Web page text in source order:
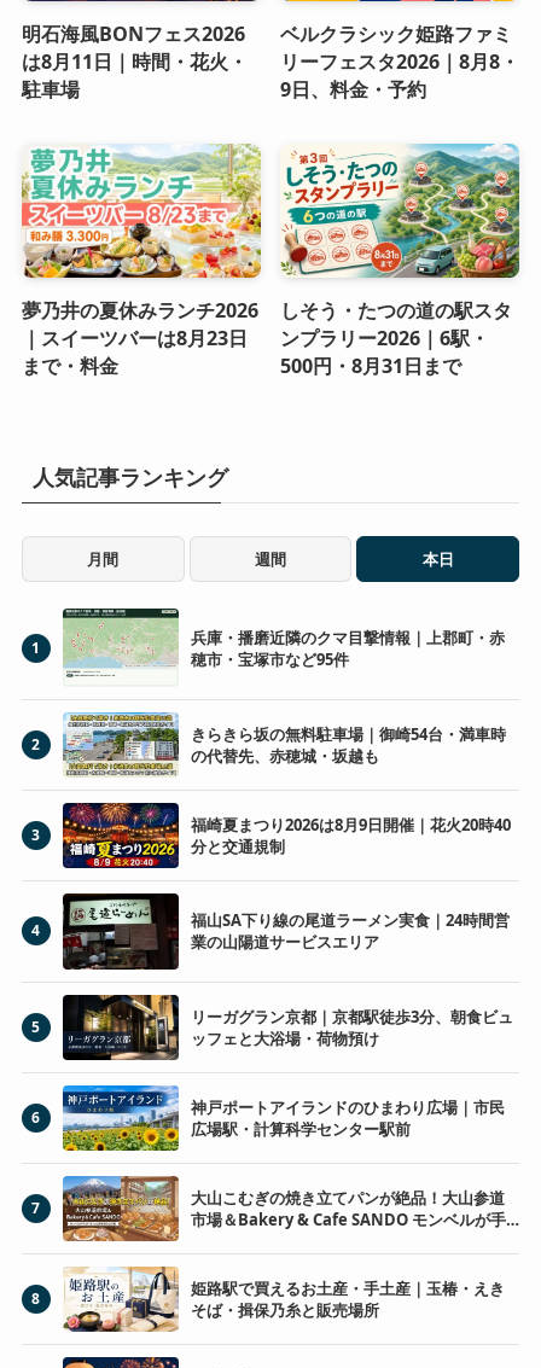
明石海風BONフェス2026
は8月11日｜時間・花火・
駐車場
ベルクラシック姫路ファミ
リーフェスタ2026｜8月8・
9日、料金・予約
夢乃井の夏休みランチ2026
｜スイーツバーは8月23日
まで・料金
しそう・たつの道の駅スタ
ンプラリー2026｜6駅・
500円・8月31日まで
人気記事ランキング
月間 週間 本日
1
兵庫・播磨近隣のクマ目撃情報｜上郡町・赤
穂市・宝塚市など95件
2
きらきら坂の無料駐車場｜御崎54台・満車時
の代替先、赤穂城・坂越も
3
福崎夏まつり2026は8月9日開催｜花火20時40
分と交通規制
4
福山SA下り線の尾道ラーメン実食｜24時間営
業の山陽道サービスエリア
5
リーガグラン京都｜京都駅徒歩3分、朝食ビュ
ッフェと大浴場・荷物預け
6
神戸ポートアイランドのひまわり広場｜市民
広場駅・計算科学センター駅前
7
大山こむぎの焼き立てパンが絶品！大山参道
市場＆Bakery & Cafe SANDO モンベルが手
8
姫路駅で買えるお土産・手土産｜玉椿・えき
そば・揖保乃糸と販売場所